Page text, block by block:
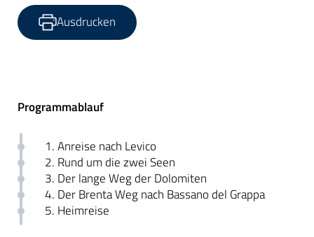
Ausdrucken
Programmablauf
1. Anreise nach Levico
2. Rund um die zwei Seen
3. Der lange Weg der Dolomiten
4. Der Brenta Weg nach Bassano del Grappa
5. Heimreise